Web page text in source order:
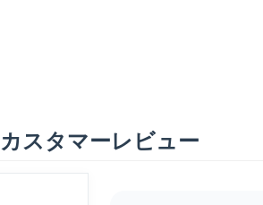
カスタマーレビュー